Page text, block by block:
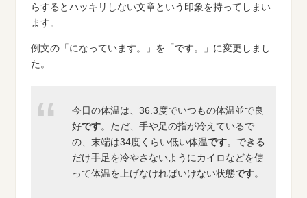
らするとハッキリしない文章という印象を持ってしまい
ます。
例文の「になっています。」を「です。」に変更しまし
た。
今日の体温は、36.3度でいつもの体温並で良
好です。ただ、手や足の指が冷えているで
の、末端は34度くらい低い体温です。できる
だけ手足を冷やさないようにカイロなどを使
って体温を上げなければいけない状態です。